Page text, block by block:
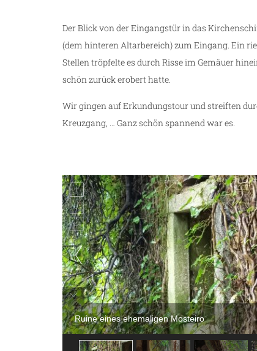
Der Blick von der Eingangstür in das
(dem hinteren Altarbereich) zum Eingang. Ein
Stellen tröpfelte es durch Risse im Gemäuer
schön zurück erobert hatte.
Wir gingen auf Erkundungstour und streiften
Kreuzgang, … Ganz schön spannend war es.
Ruine eines ehemaligen Mosteiro